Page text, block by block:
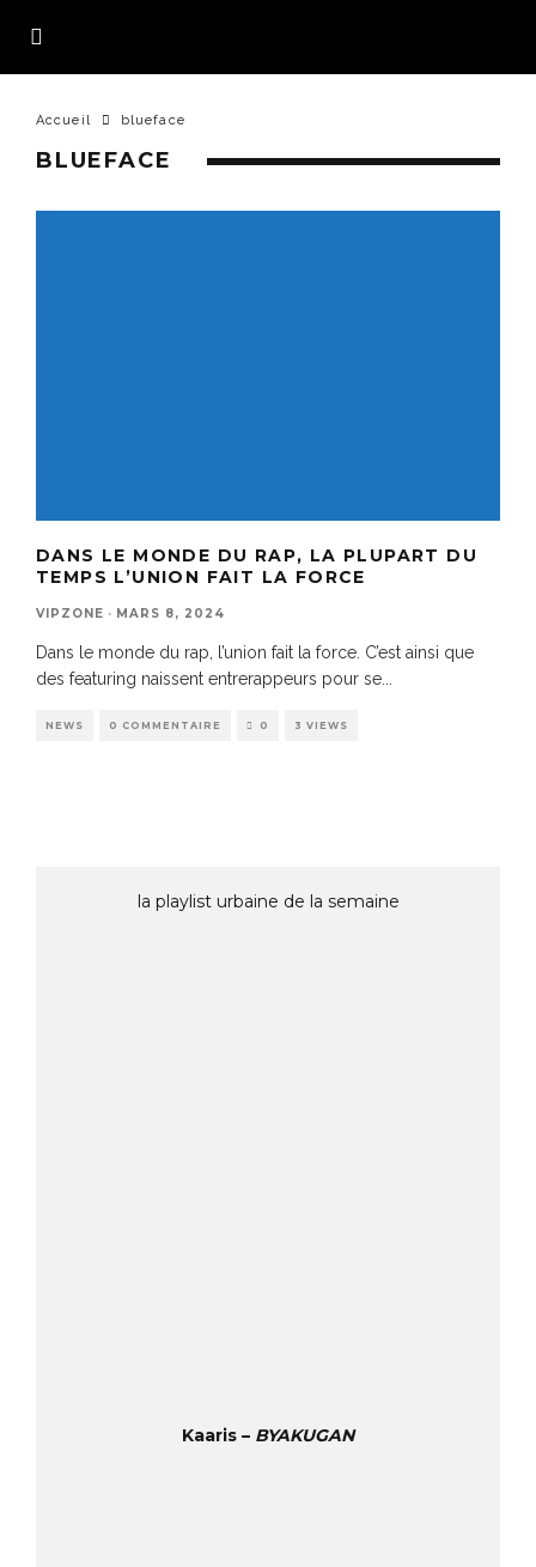
Accueil blueface
BLUEFACE
DANS LE MONDE DU RAP, LA PLUPART DU
TEMPS L’UNION FAIT LA FORCE
VIPZONE · MARS 8, 2024
Dans le monde du rap, l’union fait la force. C’est ainsi que
des featuring naissent entrerappeurs pour se
NEWS 0 COMMENTAIRE 0 3 VIEWS
la playlist urbaine de la semaine
Kaaris – BYAKUGAN